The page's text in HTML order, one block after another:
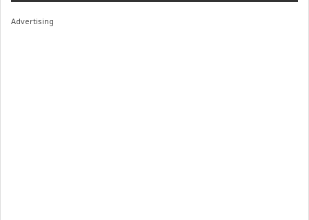
Advertising